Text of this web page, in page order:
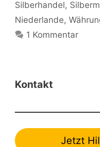
Silberhandel,
Niederlande,
1 Kommentar
Kontakt
Jetzt